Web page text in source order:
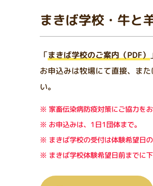
まきば学校・牛と
「まきば学校のご案内（PDF）
お申込みは牧場にて直接、また
い。
家畜伝染病防疫対策にご協力を
お申込みは、1日1団体まで。
まきば学校の受付は体験希望日
まきば学校体験希望日前までに